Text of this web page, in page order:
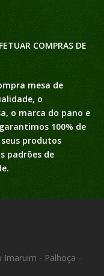
COMPRAS DE
mesa de
o
o marca do pano e
100% de
produtos
padrões de
Imaruim - Palhoça -